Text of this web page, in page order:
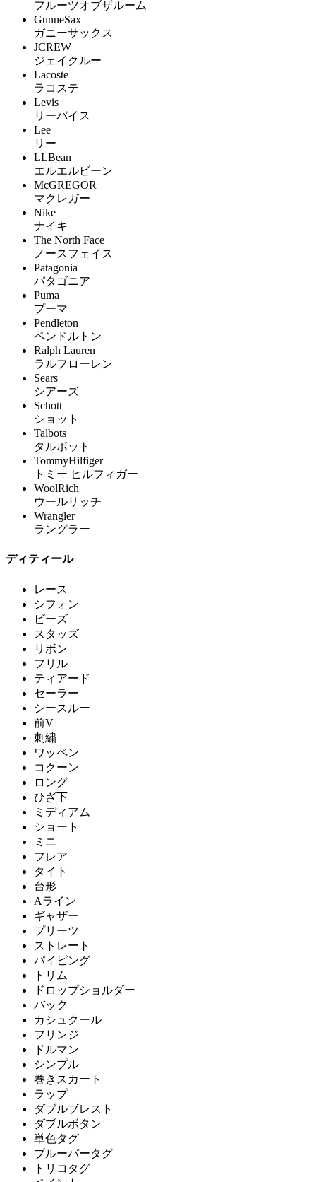
フルーツオブザルーム
GunneSax
ガニーサックス
JCREW
ジェイクルー
Lacoste
ラコステ
Levis
リーバイス
Lee
リー
LLBean
エルエルビーン
McGREGOR
マクレガー
Nike
ナイキ
The North Face
ノースフェイス
Patagonia
パタゴニア
Puma
プーマ
Pendleton
ペンドルトン
Ralph Lauren
ラルフローレン
Sears
シアーズ
Schott
ショット
Talbots
タルボット
TommyHilfiger
トミー ヒルフィガー
WoolRich
ウールリッチ
Wrangler
ラングラー
ディティール
レース
シフォン
ビーズ
スタッズ
リボン
フリル
ティアード
セーラー
シースルー
前V
刺繍
ワッペン
コクーン
ロング
ひざ下
ミディアム
ショート
ミニ
フレア
タイト
台形
Aライン
ギャザー
プリーツ
ストレート
パイピング
トリム
ドロップショルダー
バック
カシュクール
フリンジ
ドルマン
シンプル
巻きスカート
ラップ
ダブルブレスト
ダブルボタン
単色タグ
ブルーバータグ
トリコタグ